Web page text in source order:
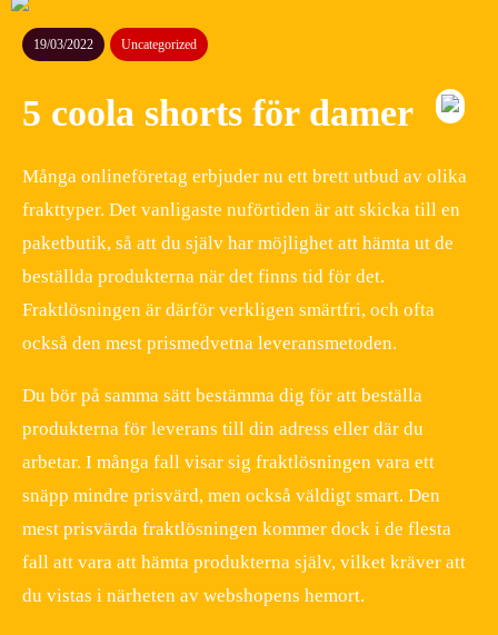
19/03/2022 Uncategorized
5 coola shorts för damer
Många onlineföretag erbjuder nu ett brett utbud av olika
frakttyper. Det vanligaste nuförtiden är att skicka till en
paketbutik, så att du själv har möjlighet att hämta ut de
beställda produkterna när det finns tid för det.
Fraktlösningen är därför verkligen smärtfri, och ofta
också den mest prismedvetna leveransmetoden.
Du bör på samma sätt bestämma dig för att beställa
produkterna för leverans till din adress eller där du
arbetar. I många fall visar sig fraktlösningen vara ett
snäpp mindre prisvärd, men också väldigt smart. Den
mest prisvärda fraktlösningen kommer dock i de flesta
fall att vara att hämta produkterna själv, vilket kräver att
du vistas i närheten av webshopens hemort.